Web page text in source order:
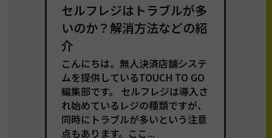
セルフレジはトラブルが多
いのか？解消方法などの紹
介
こんにちは。無人決済店舗システ
ムを提供しているTOUCH TO GO
編集部です。 セルフレジは導入さ
れ始めているレジの種類ですが、
同時にトラブルが多いという注意
点もあります。ここ...